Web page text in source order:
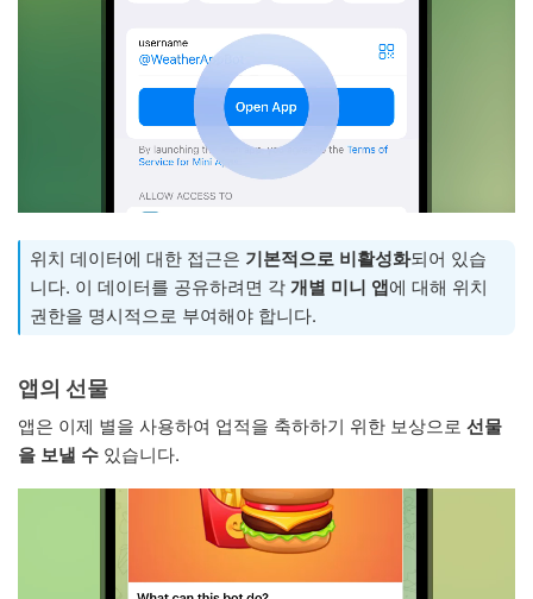
위치 데이터에 대한 접근은 기본적으로 비활성화되어 있습
니다. 이 데이터를 공유하려면 각 개별 미니 앱에 대해 위치
권한을 명시적으로 부여해야 합니다.
앱의 선물
앱은 이제 별을 사용하여 업적을 축하하기 위한 보상으로 선물
을 보낼 수 있습니다.